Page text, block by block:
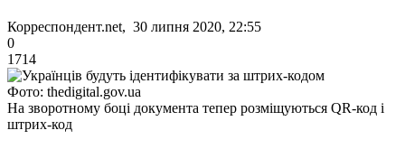
Корреспондент.net, 30 липня 2020, 22:55
0
1714
Фото: thedigital.gov.ua
На зворотному боці документа тепер розміщуються QR-код і
штрих-код